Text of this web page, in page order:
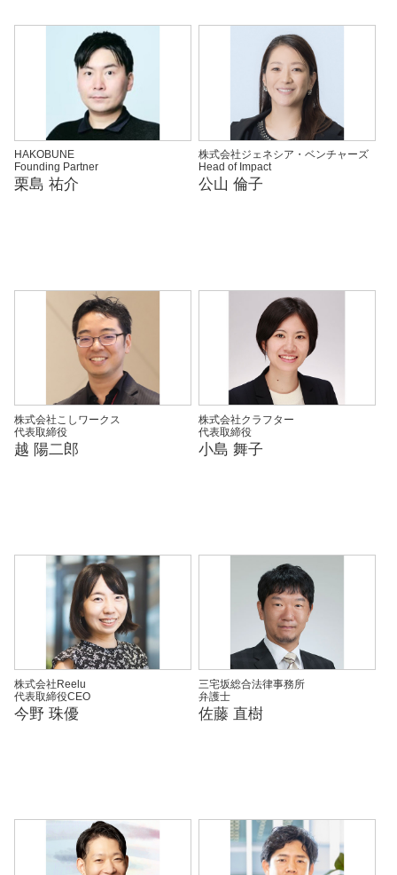
HAKOBUNE
Founding Partner
栗島 祐介
株式会社ジェネシア・ベンチャーズ
Head of Impact
公山 倫子
株式会社こしワークス
代表取締役
越 陽二郎
株式会社クラフター
代表取締役
小島 舞子
株式会社Reelu
代表取締役CEO
今野 珠優
三宅坂総合法律事務所
弁護士
佐藤 直樹